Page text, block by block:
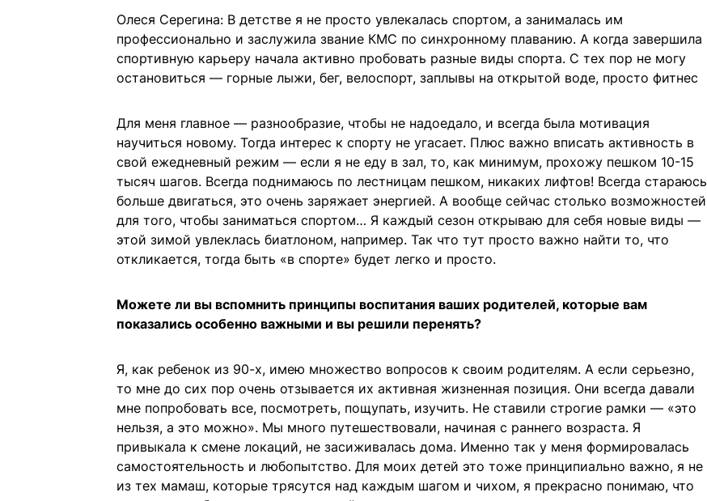
Олеся Серегина: В детстве я не просто увлекалась спортом, а занималась им
профессионально и заслужила звание КМС по синхронному плаванию. А когда завершила
спортивную карьеру начала активно пробовать разные виды спорта. С тех пор не могу
остановиться — горные лыжи, бег, велоспорт, заплывы на открытой воде, просто фитнес
Для меня главное — разнообразие, чтобы не надоедало, и всегда была мотивация
научиться новому. Тогда интерес к спорту не угасает. Плюс важно вписать активность в
свой ежедневный режим — если я не еду в зал, то, как минимум, прохожу пешком 10-15
тысяч шагов. Всегда поднимаюсь по лестницам пешком, никаких лифтов! Всегда стараюсь
больше двигаться, это очень заряжает энергией. А вообще сейчас столько возможностей
для того, чтобы заниматься спортом… Я каждый сезон открываю для себя новые виды —
этой зимой увлеклась биатлоном, например. Так что тут просто важно найти то, что
откликается, тогда быть «в спорте» будет легко и просто.
Можете ли вы вспомнить принципы воспитания ваших родителей, которые вам
показались особенно важными и вы решили перенять?
Я, как ребенок из 90-х, имею множество вопросов к своим родителям. А если серьезно,
то мне до сих пор очень отзывается их активная жизненная позиция. Они всегда давали
мне попробовать все, посмотреть, пощупать, изучить. Не ставили строгие рамки — «это
нельзя, а это можно». Мы много путешествовали, начиная с раннего возраста. Я
привыкала к смене локаций, не засиживалась дома. Именно так у меня формировалась
самостоятельность и любопытство. Для моих детей это тоже принципиально важно, я не
из тех мамаш, которые трясутся над каждым шагом и чихом, я прекрасно понимаю, что